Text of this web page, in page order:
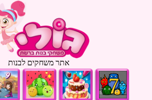
אתר משחקים לבנות